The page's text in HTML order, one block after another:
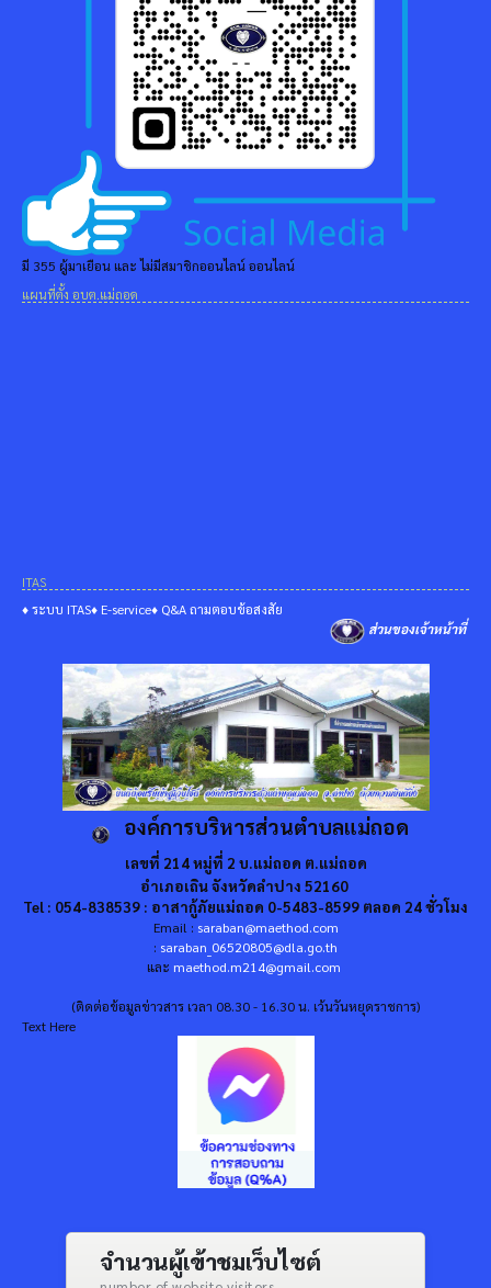
มี 355 ผู้มาเยือน และ ไม่มีสมาชิกออนไลน์ ออนไลน์
แผนที่ตั้ง อบต.แม่ถอด
ITAS
♦ ระบบ ITAS♦ E-service♦ Q&A ถามตอบข้อสงสัย
ส่วนของเจ้าหน้าที่
องค์การบริหารส่วนตำบลแม่ถอด
เลขที่ 214 หมู่ที่ 2 บ.แม่ถอด ต.แม่ถอด
อำเภอเถิน จังหวัดลำปาง 52160
Tel : 054-838539 : อาสากู้ภัยแม่ถอด 0-5483-8599 ตลอด 24 ชั่วโมง
Email : saraban@maethod.com
: saraban_06520805@dla.go.th
และ maethod.m214@gmail.com
(ติดต่อข้อมูลข่าวสาร เวลา 08.30 - 16.30 น. เว้นวันหยุดราชการ)
Text Here
จำนวนผู้เข้าชมเว็บไซต์